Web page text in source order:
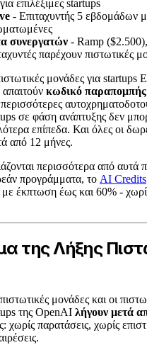
επιλέξιμες startups
- Επιταχυντής 5 εβδομάδων
συνεργατών - Ramp
παρέχουν πιστωτικές
μονάδες για startups
κωδικό
σε φάση ανάπτυξης δεν
επίπεδα. Και όλες οι
από 12 μήνες.
περισσότερα από αυτά
προγράμματα, το AI Credits
με έκπτωση έως και 60% -
της Λήξης
μονάδες και οι
της OpenAI λήγουν μετά
χωρίς παρατάσεις, χωρίς